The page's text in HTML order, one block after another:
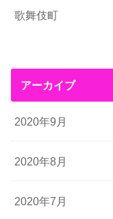
歌舞伎町
アーカイブ
2020年9月
2020年8月
2020年7月